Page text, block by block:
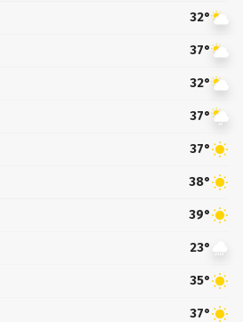
32°
37°
32°
37°
37°
38°
39°
23°
35°
37°